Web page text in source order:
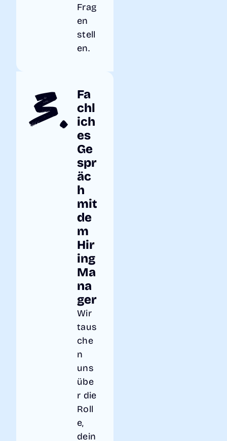
Frag
en
stell
en.
3.
Fa
chl
ich
es
Ge
spr
äc
h
mit
de
m
Hir
ing
Ma
na
ger
Wir
taus
che
n
uns
übe
r die
Roll
e,
dein